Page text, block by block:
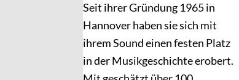
Seit ihrer Gründung 1965 in
Hannover haben sie sich mit
ihrem Sound einen festen Platz
in der Musikgeschichte erobert.